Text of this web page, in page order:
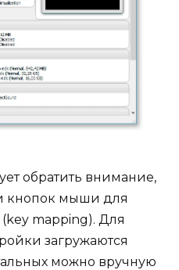
обратить внимание,
кнопок мыши для
mapping). Для
загружаются
можно вручную